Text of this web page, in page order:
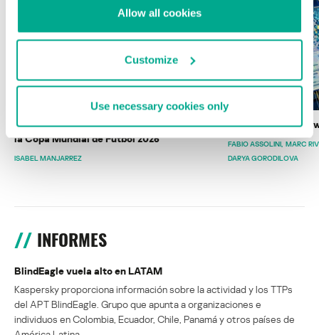
Allow all cookies
Customize
Use necessary cookies only
Wardriving en México: preparativos para
la Copa Mundial de Fútbol 2026
ISABEL MANJARREZ
Estado del
FABIO ASSOLINI MARC
DARYA GORODILOVA
INFORMES
BlindEagle vuela alto en LATAM
Kaspersky proporciona información sobre la actividad y los TTPs
del APT BlindEagle. Grupo que apunta a organizaciones e
individuos en Colombia, Ecuador, Chile, Panamá y otros países de